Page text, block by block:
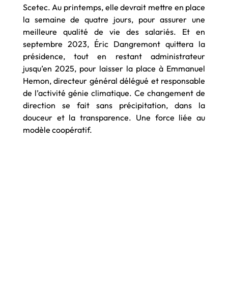
Scetec. Au printemps, elle devrait mettre en place
la semaine de quatre jours, pour assurer une
meilleure qualité de vie des salariés. Et en
septembre 2023, Éric Dangremont quittera la
présidence, tout en restant administrateur
jusqu’en 2025, pour laisser la place à Emmanuel
Hemon, directeur général délégué et responsable
de l’activité génie climatique. Ce changement de
direction se fait sans précipitation, dans la
douceur et la transparence. Une force liée au
modèle coopératif.